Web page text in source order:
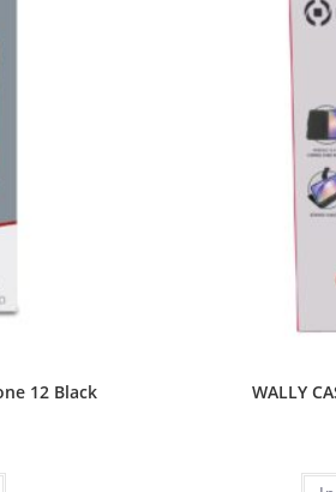
12 Black WALLY